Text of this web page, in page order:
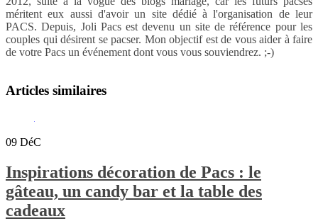
méritent eux aussi d'avoir un site dédié à l'organisation de leur
PACS. Depuis, Joli Pacs est devenu un site de référence pour les
couples qui désirent se pacser. Mon objectif est de vous aider à faire
de votre Pacs un événement dont vous vous souviendrez. ;-)
Articles similaires
09 DéC
Inspirations décoration de Pacs : le
gâteau, un candy bar et la table des
cadeaux